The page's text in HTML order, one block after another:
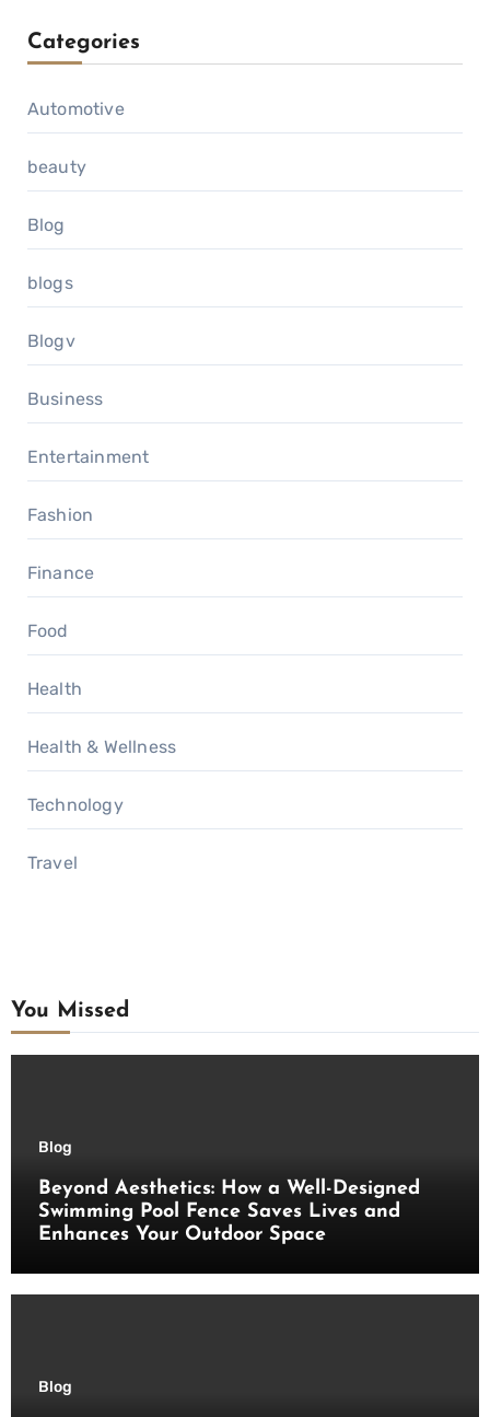
Categories
Automotive
beauty
Blog
blogs
Blogv
Business
Entertainment
Fashion
Finance
Food
Health
Health & Wellness
Technology
Travel
You Missed
Blog
Beyond Aesthetics: How a Well-Designed
Swimming Pool Fence Saves Lives and
Enhances Your Outdoor Space
Blog